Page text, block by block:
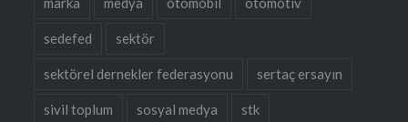
sedefed sektör
sektörel dernekler federasyonu sertaç ersayın
sivil toplum sosyal medya stk